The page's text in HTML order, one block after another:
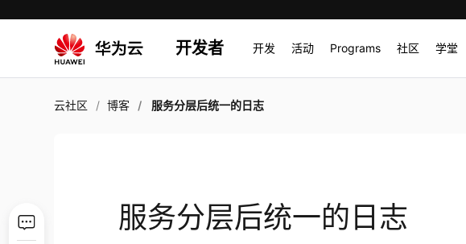
开发者 开发 活动 Programs 社区 学堂
云社区 博客 服务分层后统一的日志
服务分层后统一的日志